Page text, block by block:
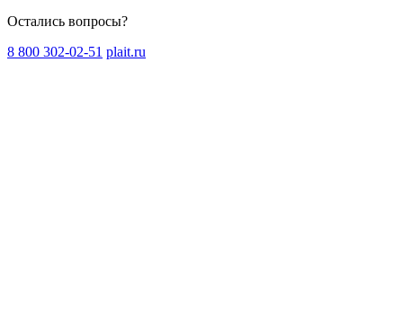
Остались вопросы?
8 800 302-02-51 plait.ru